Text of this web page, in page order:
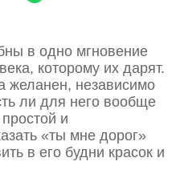
в одно мгновение
которому их дарят.
желанен, независимо
ли для него вообще
и
«ты мне дорог»
в его будни красок и